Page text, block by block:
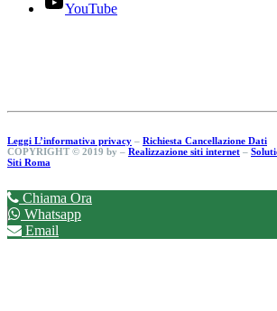
YouTube
Leggi L’informativa privacy – Richiesta Cancellazione Dati
COPYRIGHT © 2019 by – Realizzazione siti internet –
Siti Roma
Chiama Ora
Whatsapp
Email